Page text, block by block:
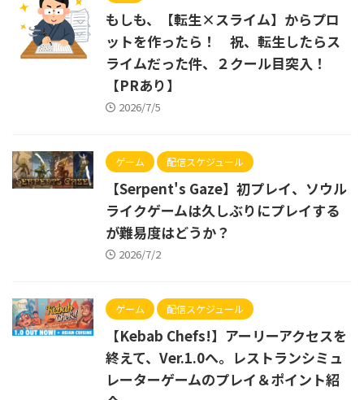
もしも、【転生×スライム】からプロ
ットを作ったら！ 祝、転生したらス
ライムだった件、２クール目突入！
【PRあり】
2026/7/5
ゲーム 配信スケジュール
【Serpent's Gaze】初プレイ、ソウル
ライクゲームは久しぶりにプレイする
が難易度はどうか？
2026/7/2
ゲーム 配信スケジュール
【Kebab Chefs!】アーリーアクセスを
終えて、Ver.1.0へ。レストランシミュ
レーターゲームのプレイ＆ポイント紹